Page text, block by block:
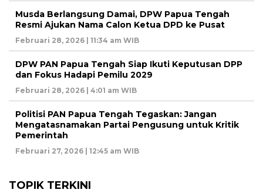
Musda Berlangsung Damai, DPW Papua Tengah
Resmi Ajukan Nama Calon Ketua DPD ke Pusat
Februari 28, 2026 | 11:34 am WIB
DPW PAN Papua Tengah Siap Ikuti Keputusan DPP
dan Fokus Hadapi Pemilu 2029
Februari 28, 2026 | 4:01 am WIB
Politisi PAN Papua Tengah Tegaskan: Jangan
Mengatasnamakan Partai Pengusung untuk Kritik
Pemerintah
Februari 27, 2026 | 12:45 am WIB
TOPIK TERKINI